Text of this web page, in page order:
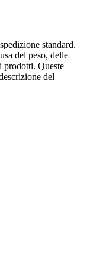
standard.
del peso, delle
prodotti. Queste
del